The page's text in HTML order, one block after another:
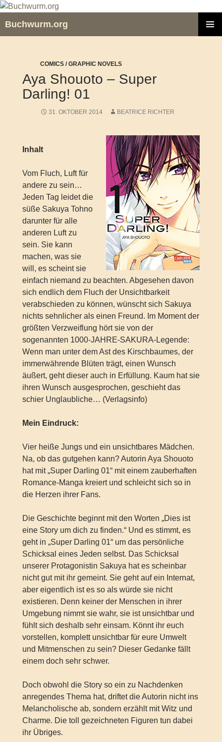
Zum
springen
Buchwurm.org
COMICS / GRAPHIC NOVELS
Aya Shouoto – Super
Darling! 01
31. OKTOBER 2014 BEATRICE RICHTER
Inhalt
Vom Fluch, Luft für
andere zu sein…
Jeden Tag leidet die
süße Sakuya Tohno
darunter für alle
anderen Luft zu
sein. Sie kann
machen, was sie
will, es scheint sie
einfach niemand zu beachten. Abgesehen davon
sich endlich dem Fluch der Unsichtbarkeit
verabschieden zu können, wünscht sich Sakuya
nichts sehnlicher als einen Freund. Im Moment der
größten Verzweiflung hört sie von der
sogenannten 1000-JAHRE-SAKURA-Legende:
Wenn man unter dem Ast des Kirschbaumes, der
immerwährende Blüten trägt, einen Wunsch
äußert, geht dieser auch in Erfüllung. Kaum hat sie
ihren Wunsch ausgesprochen, geschieht das
schier Unglaubliche… (Verlagsinfo)
Mein Eindruck:
Vier heiße Jungs und ein unsichtbares Mädchen.
Na, ob das gutgehen kann? Autorin Aya Shouoto
hat mit „Super Darling 01“ mit einem zauberhaften
Romance-Manga kreiert und schleicht sich so in
die Herzen ihrer Fans.
Die Geschichte beginnt mit den Worten „Dies ist
eine Story um dich zu finden.“ Und es stimmt, es
geht in „Super Darling 01“ um das persönliche
Schicksal eines Jeden selbst. Das Schicksal
unserer Protagonistin Sakuya hat es scheinbar
nicht gut mit ihr gemeint. Sie geht auf ein Internat,
aber eigentlich ist es so als würde sie nicht
existieren. Denn keiner der Menschen in ihrer
Umgebung nimmt sie wahr, sie ist unsichtbar und
fühlt sich deshalb sehr einsam. Könnt ihr euch
vorstellen, komplett unsichtbar für eure Umwelt
und Mitmenschen zu sein? Dieser Gedanke fällt
einem doch sehr schwer.
Doch obwohl die Story so ein zu Nachdenken
anregendes Thema hat, driftet die Autorin nicht ins
Melancholische ab, sondern erzählt mit Witz und
Charme. Die toll gezeichneten Figuren tun dabei
ihr Übriges.